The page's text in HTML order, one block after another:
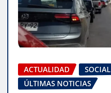
ACTUALIDAD
SOCIAL
ÚLTIMAS NOTICIAS